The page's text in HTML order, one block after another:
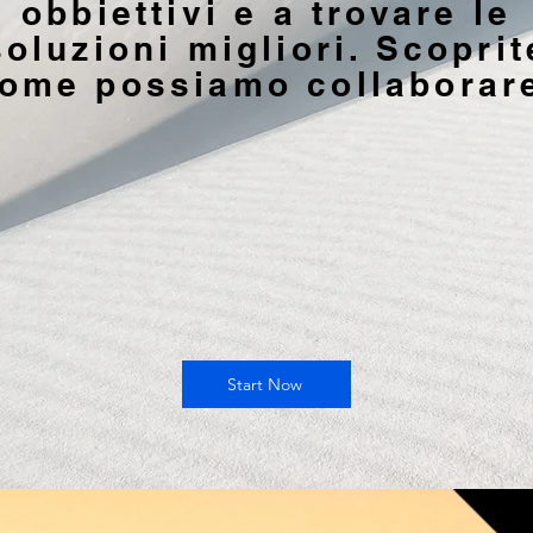
obbiettivi e a trovare le
migliori.
possiamo
Start Now